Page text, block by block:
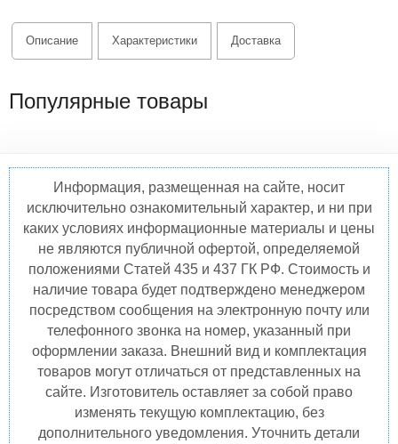
Описание Характеристики Доставка
Популярные товары
Информация, размещенная на сайте, носит
исключительно ознакомительный характер, и ни при
каких условиях информационные материалы и цены
не являются публичной офертой, определяемой
положениями Статей 435 и 437 ГК РФ. Стоимость и
наличие товара будет подтверждено менеджером
посредством сообщения на электронную почту или
телефонного звонка на номер, указанный при
оформлении заказа. Внешний вид и комплектация
товаров могут отличаться от представленных на
сайте. Изготовитель оставляет за собой право
изменять текущую комплектацию, без
дополнительного уведомления. Уточнить детали